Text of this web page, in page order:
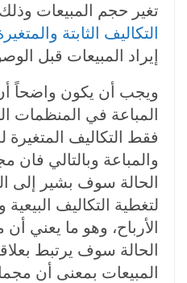
تغير حجم المبيعات
التكاليف الثابتة
إيراد المبيعات قبل
ويجب أن يكون واضحاً
المباعة في المنظمات
فقط التكاليف المتغيرة
والمباعة وبالتالي
الحالة سوف بشير إلى
لتغطية التكاليف البيعية
الأرباح، وهو ما يعني
الحالة سوف يرتبط
المبيعات بمعنى أن